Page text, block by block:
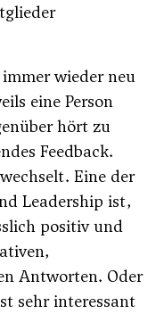
wieder neu
eine Person
hört zu
Feedback.
Eine der
Leadership ist,
positiv und
Antworten. Oder
sehr interessant